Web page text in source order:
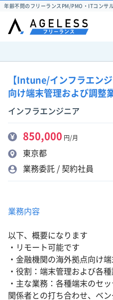
年齢不問のフリーランスPM/PMO・ITコンサ
【Intune/インフラエン
向け端末管理および調整
インフラエンジニア
850,000 円/月
東京都
業務委託 / 契約社員
業務内容
以下、概要になります
・リモート可能です
・金融機関の海外拠点向け
・役割：端末管理および各
・主な業務：各種端末のセ
関係者との打ち合わせ、ベ